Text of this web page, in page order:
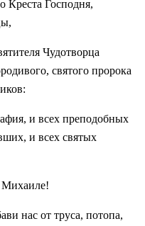
Креста Господня,
Чудотворца
святого пророка
и всех преподобных
и всех святых
Михаиле!
нас от труса, потопа,